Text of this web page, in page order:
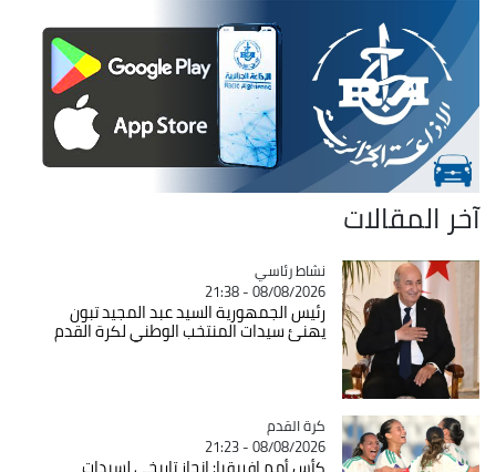
آخر المقالات
Catégorie
نشاط رئاسي
08/08/2026 - 21:38
رئيس الجمهورية السيد عبد المجيد تبون
يهنئ سيدات المنتخب الوطني لكرة القدم
Catégorie
كرة القدم
08/08/2026 - 21:23